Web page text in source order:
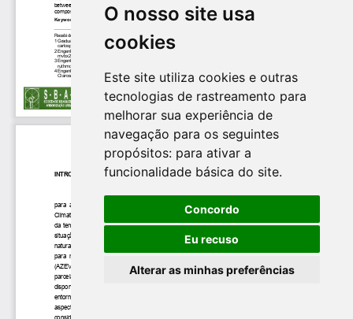
O nosso site usa
cookies
Este site utiliza cookies e outras
tecnologias de rastreamento para
melhorar sua experiência de
navegação para os seguintes
propósitos: para ativar a
funcionalidade básica do site.
Concordo
Eu recuso
Alterar as minhas preferências